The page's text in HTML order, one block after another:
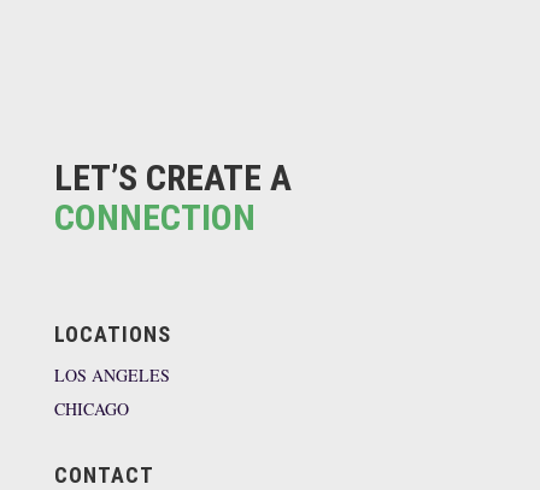
LET’S CREATE A
CONNECTION
LOCATIONS
LOS ANGELES
CHICAGO
CONTACT